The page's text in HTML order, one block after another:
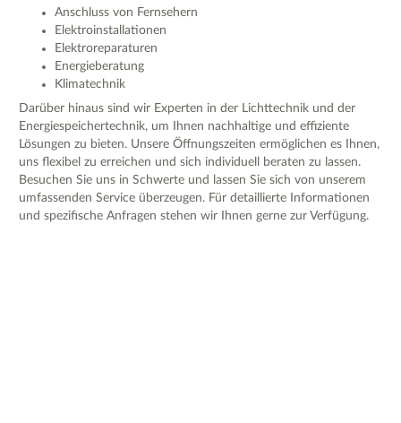
Anschluss von Fernsehern
Elektroinstallationen
Elektroreparaturen
Energieberatung
Klimatechnik
Darüber hinaus sind wir Experten in der Lichttechnik und der
Energiespeichertechnik, um Ihnen nachhaltige und effiziente
Lösungen zu bieten. Unsere Öffnungszeiten ermöglichen es Ihnen,
uns flexibel zu erreichen und sich individuell beraten zu lassen.
Besuchen Sie uns in Schwerte und lassen Sie sich von unserem
umfassenden Service überzeugen. Für detaillierte Informationen
und spezifische Anfragen stehen wir Ihnen gerne zur Verfügung.